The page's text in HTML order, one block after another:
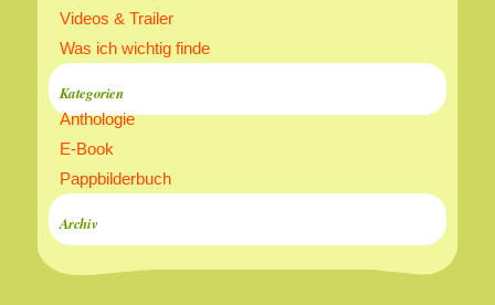
Videos & Trailer
Was ich wichtig finde
Kategorien
Anthologie
E-Book
Pappbilderbuch
Archiv